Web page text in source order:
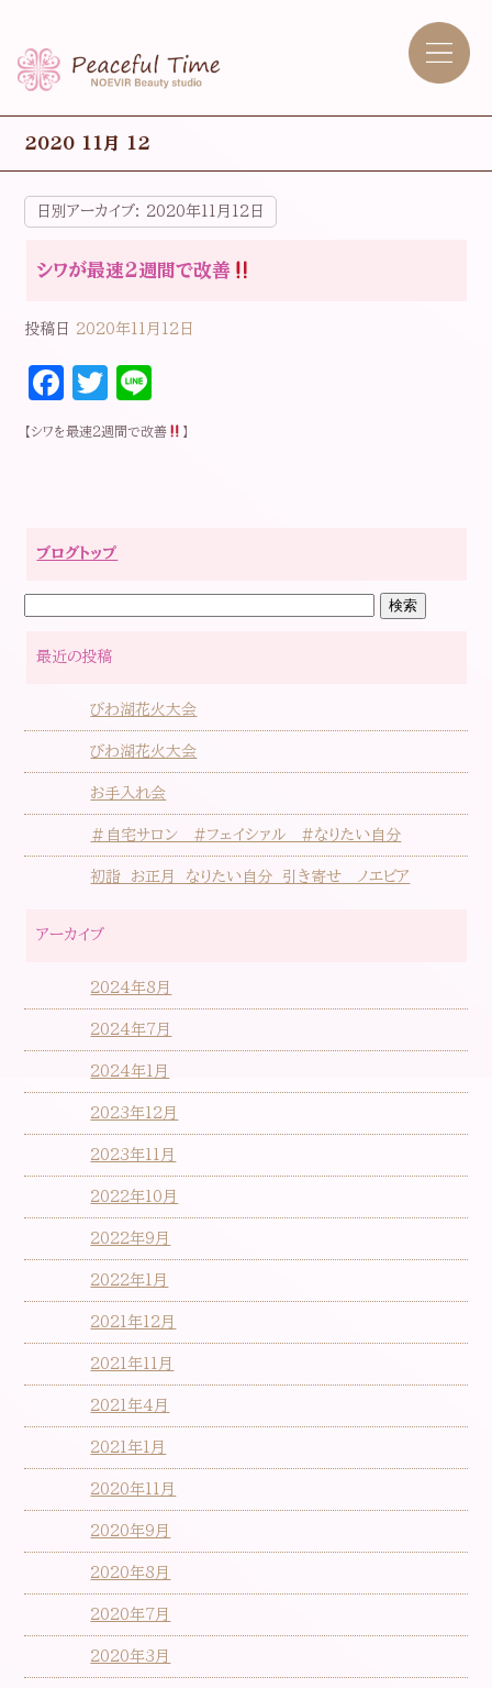
2020 11月 12
日別アーカイブ: 2020年11月12日
シワが最速2週間で改善
投稿日 2020年11月12日
F
a
o
o
k
T
w
r
n
【シワを最速２週間で改善 】
ブログトップ
最近の投稿
びわ湖花火大会
びわ湖花火大会
お手入れ会
＃自宅サロン #フェイシァル #なりたい自分
初詣 お正月 なりたい自分 引き寄せ ノエビア
アーカイブ
2024年8月
2024年7月
2024年1月
2023年12月
2023年11月
2022年10月
2022年9月
2022年1月
2021年12月
2021年11月
2021年4月
2021年1月
2020年11月
2020年9月
2020年8月
2020年7月
2020年3月